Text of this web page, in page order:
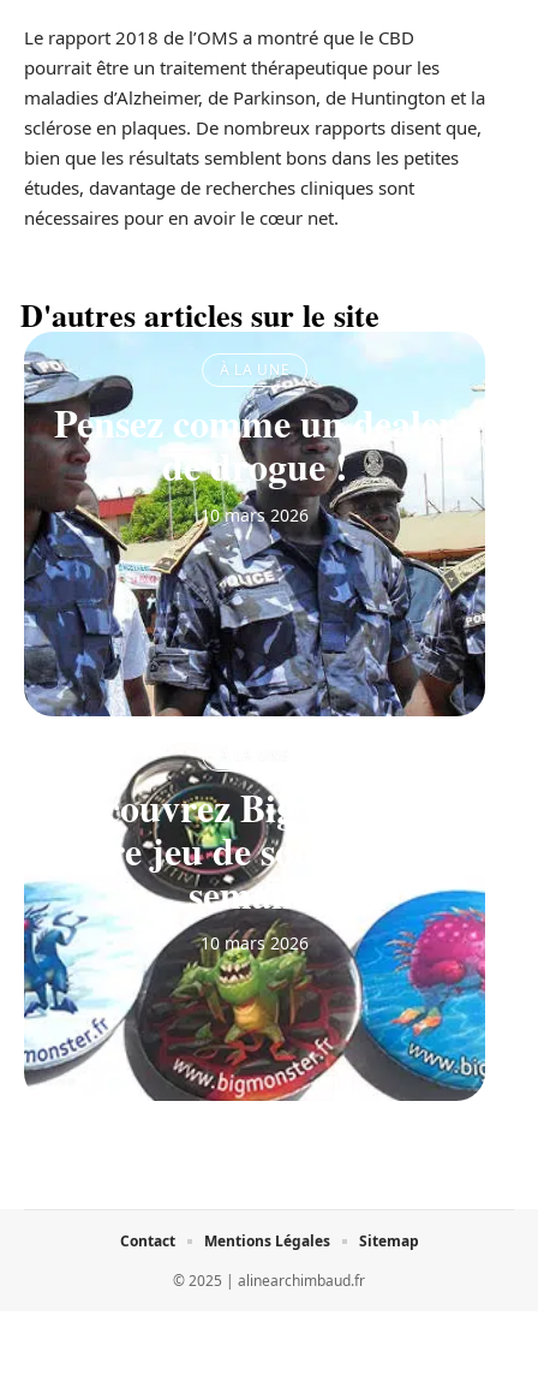
Le rapport 2018 de l’OMS a montré que le CBD
pourrait être un traitement thérapeutique pour les
maladies d’Alzheimer, de Parkinson, de Huntington et la
sclérose en plaques. De nombreux rapports disent que,
bien que les résultats semblent bons dans les petites
études, davantage de recherches cliniques sont
nécessaires pour en avoir le cœur net.
D'autres articles sur le site
À LA UNE
Pensez comme un dealer
de drogue !
10 mars 2026
Découvrez Big Monster,
notre jeu de société de la
semaine
10 mars 2026
© 2025 | alinearchimbaud.fr
Contact Mentions Légales Sitemap